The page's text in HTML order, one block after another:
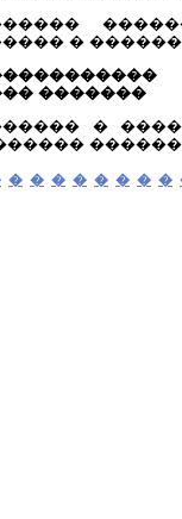
�
�������
�
� � � � � � � �